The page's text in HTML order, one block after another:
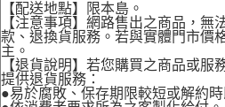
【配送地點】限本島。
【注意事項】網路售出之商品，無
款、退換貨服務。若與實體門市價
主。
【退貨說明】若您購買之商品或服
提供退貨服務：
●易於腐敗、保存期限較短或解約時